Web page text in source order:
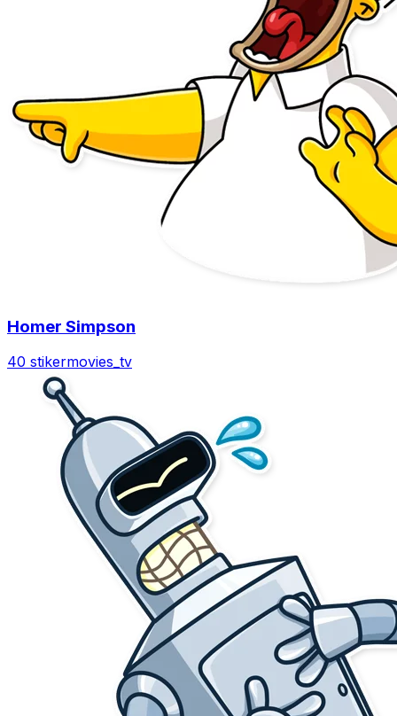
Homer Simpson
40 stikermovies_tv